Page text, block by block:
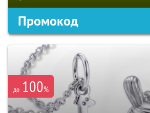
Промокод
до 100%